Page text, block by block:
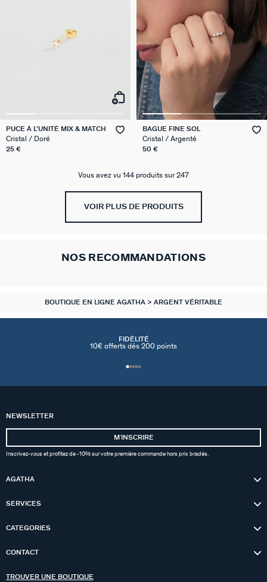
PUCE À L'UNITÉ MIX & MATCH
Cristal / Doré
25 €
BAGUE FINE SOL
Cristal / Argenté
50 €
Vous avez vu 144 produits sur 247
VOIR PLUS DE PRODUITS
NOS RECOMMANDATIONS
BOUTIQUE EN LIGNE AGATHA ARGENT VÉRITABLE
FIDÉLITÉ
10€ offerts dés 200 points
NEWSLETTER
MʼINSCRIRE
Inscrivez-vous et profitez de -10% sur votre première commande hors prix bradés.
AGATHA
SERVICES
CATEGORIES
CONTACT
TROUVER UNE BOUTIQUE